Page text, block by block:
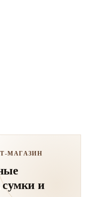
МАГАЗИН
и